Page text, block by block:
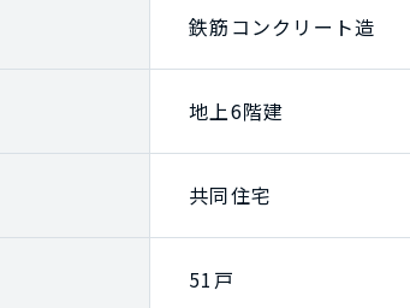
鉄筋コンクリート造
地上6階建
共同住宅
51戸